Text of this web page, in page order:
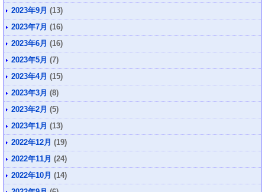
2023年9月 (13)
2023年7月 (16)
2023年6月 (16)
2023年5月 (7)
2023年4月 (15)
2023年3月 (8)
2023年2月 (5)
2023年1月 (13)
2022年12月 (19)
2022年11月 (24)
2022年10月 (14)